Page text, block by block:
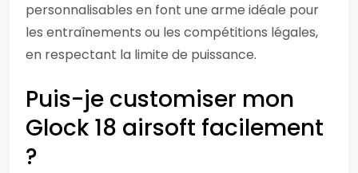
personnalisables en font une arme idéale pour
les entraînements ou les compétitions légales,
en respectant la limite de puissance.
Puis-je customiser mon
Glock 18 airsoft facilement
?